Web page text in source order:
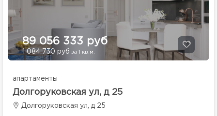
89 056 333 руб
1 084 730 руб за 1 кв.м.
апартаменты
Долгоруковская ул, д 25
Долгоруковская ул, д 25